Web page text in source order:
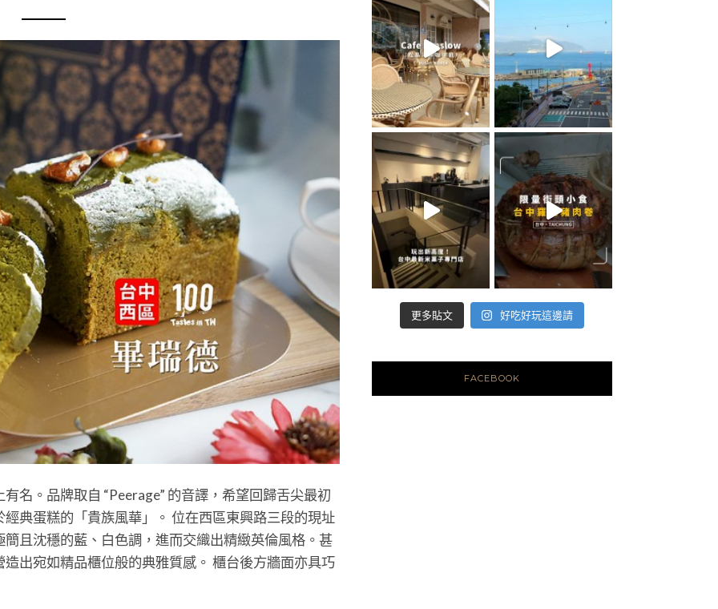
名。品牌取自 “Peerage” 的音譯，希望回歸舌尖最初
典蛋糕的「貴族風華」。 位在西區東興路三段的現址
且沈穩的藍、白色調，進而交織出精緻英倫風格。甚
出宛如精品櫃位般的典雅質感。 櫃台後方牆面亦具巧
更多貼文 好吃好玩這邊請
FACEBOOK